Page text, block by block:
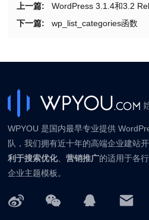
上一篇:
WordPress 3.1.4和3.2
下一篇:
wp_list_categories函数
WPYOU 是国内最早专业提供
队，我们拥有近十年的高端企业建站
利于搜索优化、营销推广的适用于各
企业主题模板。